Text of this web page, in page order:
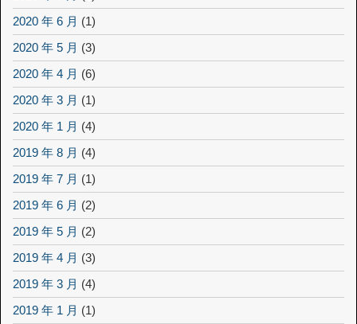
2020 年 6 月 (1)
2020 年 5 月 (3)
2020 年 4 月 (6)
2020 年 3 月 (1)
2020 年 1 月 (4)
2019 年 8 月 (4)
2019 年 7 月 (1)
2019 年 6 月 (2)
2019 年 5 月 (2)
2019 年 4 月 (3)
2019 年 3 月 (4)
2019 年 1 月 (1)